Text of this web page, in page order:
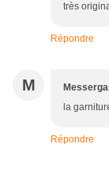
très
Répondre
M
la
Répondre